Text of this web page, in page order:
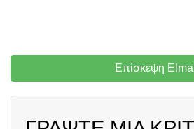
Επίσκεψη